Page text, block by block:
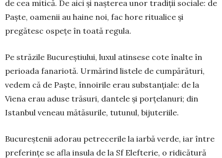
de cea mitică. De aici și nașterea unor tradiții sociale: de
Paște, oamenii au haine noi, fac hore ritualice și
pregătesc ospețe în toată regula.
Pe străzile Bucureștiului, luxul atinsese cote înalte în
perioada fanariotă. Urmărind listele de cumpărături,
vedem că de Paște, înnoirile erau substanțiale: de la
Viena erau aduse trăsuri, dantele și porțelanuri; din
Istanbul veneau mătăsurile, tutunul, bijuteriile.
Bucureștenii adorau petrecerile la iarbă verde, iar între
preferințe se afla insula de la Sf Elefterie, o ridicătură